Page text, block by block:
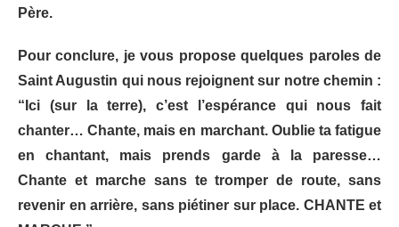
Père.
Pour conclure, je vous propose quelques paroles de
Saint Augustin qui nous rejoignent sur notre chemin :
“ Ici (sur la terre), c’est l’espérance qui nous fait
chanter… Chante, mais en marchant. Oublie ta fatigue
en chantant, mais prends garde à la paresse…
Chante et marche sans te tromper de route, sans
revenir en arrière, sans piétiner sur place. CHANTE et